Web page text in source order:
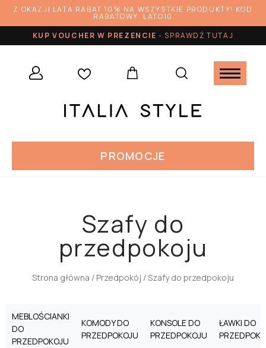
Z OKAZJI LATA RABAT 10% NA WSZYSTKIE PRODUKTY! KOD
RABATOWY: LATO10
KUP VOUCHER W PREZENCIE-SPRAWDŹ TUTAJ
PROMOCJE
Szafy do
przedpokoju
Strona główna / Przedpokój / Szafy do przedpokoju
MEBLOŚCIANKI
DO
PRZEDPOKOJU
KOMODY DO
PRZEDPOKOJU
KONSOLE DO
PRZEDPOKOJU
ŁAWKI DO